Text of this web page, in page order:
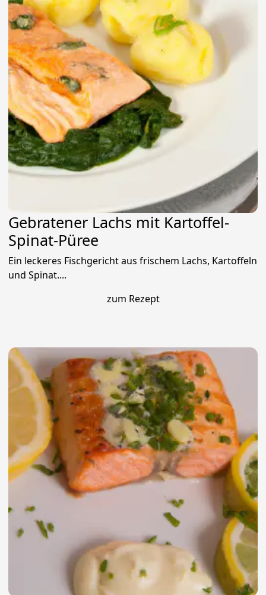
Gebratener Lachs mit Kartoffel-
Spinat-Püree
Ein leckeres Fischgericht aus frischem Lachs, Kartoffeln
und Spinat....
zum Rezept